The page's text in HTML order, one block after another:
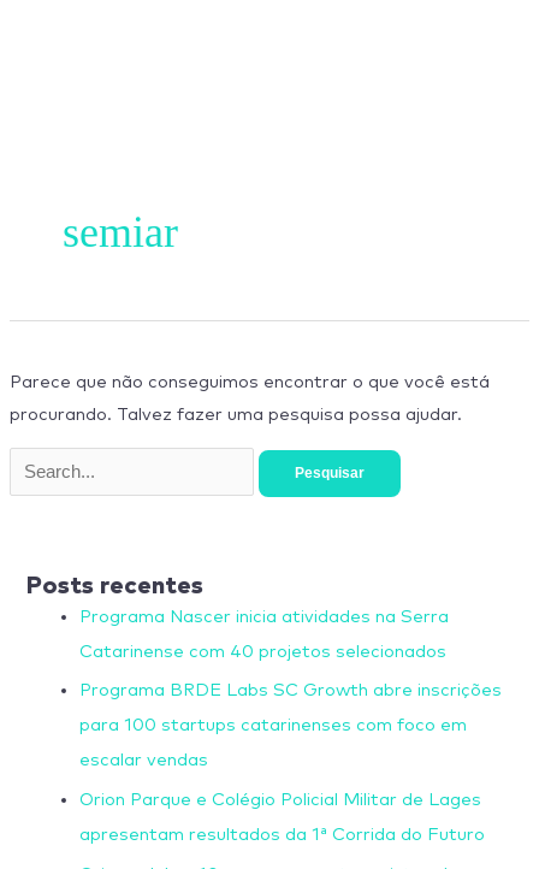
semiar
Parece que não conseguimos encontrar o que você está
procurando. Talvez fazer uma pesquisa possa ajudar.
Posts recentes
Programa Nascer inicia atividades na Serra
Catarinense com 40 projetos selecionados
Programa BRDE Labs SC Growth abre inscrições
para 100 startups catarinenses com foco em
escalar vendas
Orion Parque e Colégio Policial Militar de Lages
apresentam resultados da 1ª Corrida do Futuro